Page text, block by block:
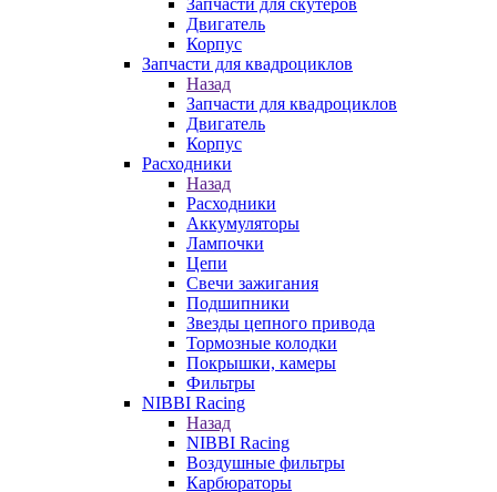
Запчасти для скутеров
Двигатель
Корпус
Запчасти для квадроциклов
Назад
Запчасти для квадроциклов
Двигатель
Корпус
Расходники
Назад
Расходники
Аккумуляторы
Лампочки
Цепи
Свечи зажигания
Подшипники
Звезды цепного привода
Тормозные колодки
Покрышки, камеры
Фильтры
NIBBI Racing
Назад
NIBBI Racing
Воздушные фильтры
Карбюраторы